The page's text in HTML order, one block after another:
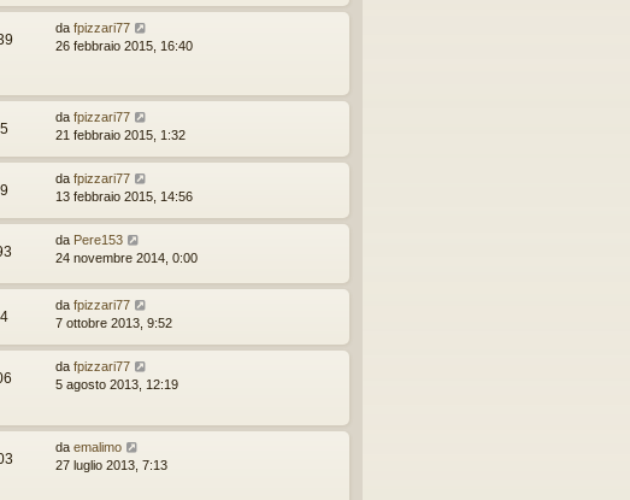
da fpizzari77
26 febbraio 2015, 16:40
da fpizzari77
21 febbraio 2015, 1:32
da fpizzari77
13 febbraio 2015, 14:56
da Pere153
24 novembre 2014, 0:00
da fpizzari77
7 ottobre 2013, 9:52
da fpizzari77
5 agosto 2013, 12:19
da emalimo
27 luglio 2013, 7:13